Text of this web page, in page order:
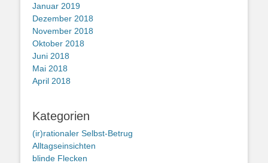
Januar 2019
Dezember 2018
November 2018
Oktober 2018
Juni 2018
Mai 2018
April 2018
Kategorien
(ir)rationaler Selbst-Betrug
Alltagseinsichten
blinde Flecken